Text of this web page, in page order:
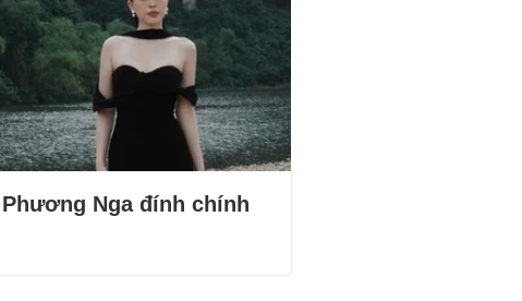
Phương Nga đính chính